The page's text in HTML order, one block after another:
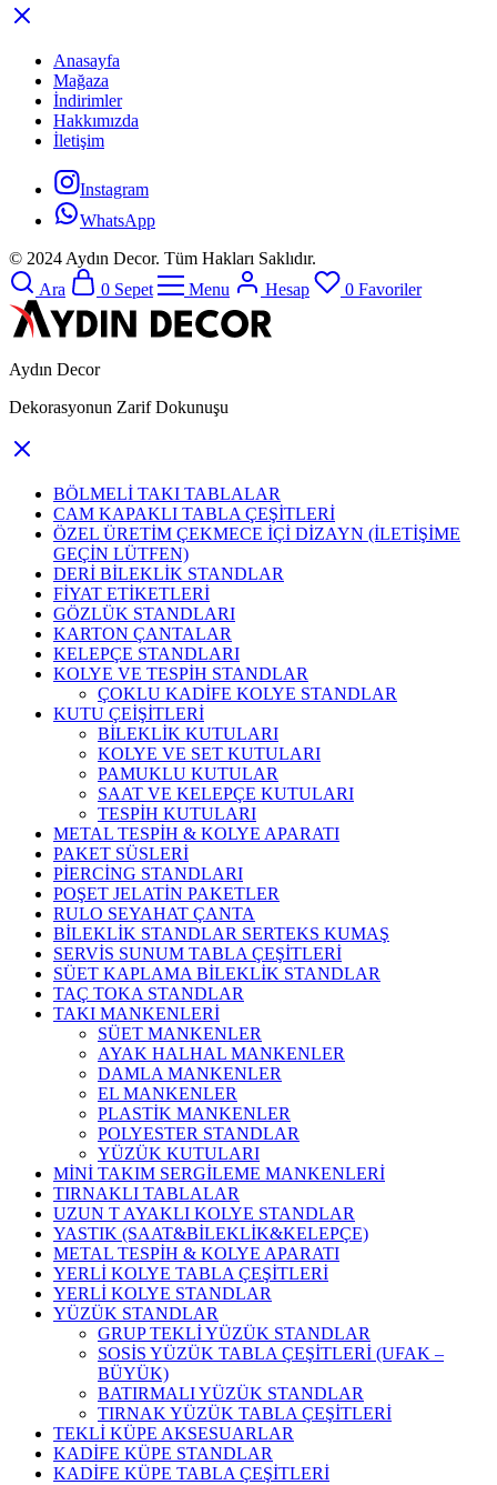
Anasayfa
Mağaza
İndirimler
Hakkımızda
İletişim
Instagram
WhatsApp
© 2024 Aydın Decor. Tüm Hakları Saklıdır.
Ara
0 Sepet Menu Hesap 0 Favoriler
Aydın Decor
Dekorasyonun Zarif Dokunuşu
BÖLMELİ TAKI TABLALAR
CAM KAPAKLI TABLA ÇEŞİTLERİ
ÖZEL ÜRETİM ÇEKMECE İÇİ DİZAYN (İLETİŞİME
GEÇİN LÜTFEN)
DERİ BİLEKLİK STANDLAR
FİYAT ETİKETLERİ
GÖZLÜK STANDLARI
KARTON ÇANTALAR
KELEPÇE STANDLARI
KOLYE VE TESPİH STANDLAR
ÇOKLU KADİFE KOLYE STANDLAR
KUTU ÇEİŞİTLERİ
BİLEKLİK KUTULARI
KOLYE VE SET KUTULARI
PAMUKLU KUTULAR
SAAT VE KELEPÇE KUTULARI
TESPİH KUTULARI
METAL TESPİH & KOLYE APARATI
PAKET SÜSLERİ
PİERCİNG STANDLARI
POŞET JELATİN PAKETLER
RULO SEYAHAT ÇANTA
BİLEKLİK STANDLAR SERTEKS KUMAŞ
SERVİS SUNUM TABLA ÇEŞİTLERİ
SÜET KAPLAMA BİLEKLİK STANDLAR
TAÇ TOKA STANDLAR
TAKI MANKENLERİ
SÜET MANKENLER
AYAK HALHAL MANKENLER
DAMLA MANKENLER
EL MANKENLER
PLASTİK MANKENLER
POLYESTER STANDLAR
YÜZÜK KUTULARI
MİNİ TAKIM SERGİLEME MANKENLERİ
TIRNAKLI TABLALAR
UZUN T AYAKLI KOLYE STANDLAR
YASTIK (SAAT&BİLEKLİK&KELEPÇE)
METAL TESPİH & KOLYE APARATI
YERLİ KOLYE TABLA ÇEŞİTLERİ
YERLİ KOLYE STANDLAR
YÜZÜK STANDLAR
GRUP TEKLİ YÜZÜK STANDLAR
SOSİS YÜZÜK TABLA ÇEŞİTLERİ (UFAK –
BÜYÜK)
BATIRMALI YÜZÜK STANDLAR
TIRNAK YÜZÜK TABLA ÇEŞİTLERİ
TEKLİ KÜPE AKSESUARLAR
KADİFE KÜPE STANDLAR
KADİFE KÜPE TABLA ÇEŞİTLERİ